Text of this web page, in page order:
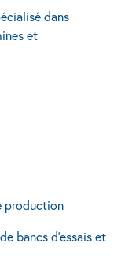
dans
et
production
bancs d’essais et
de bancs